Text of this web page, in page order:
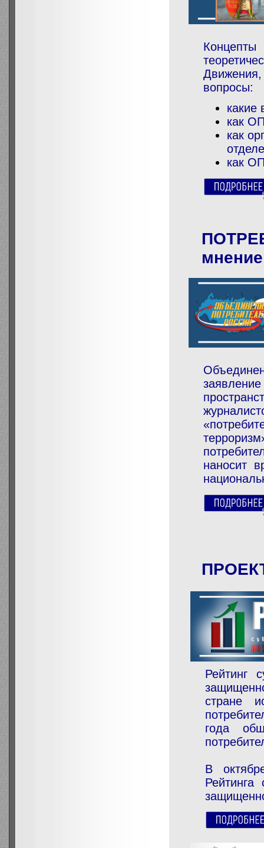
вопросы:
какие
как
как
как
наносит
Рейтинг
стране
года
В